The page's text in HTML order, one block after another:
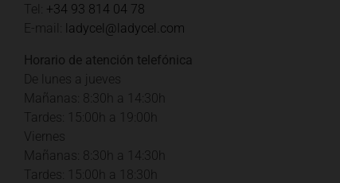
Tel: +34 93 814 04 78
E-mail: ladycel@ladycel.com
Horario de atención telefónica
De lunes a jueves
Mañanas: 8:30h a 14:30h
Tardes: 15:00h a 19:00h
Viernes
Mañanas: 8:30h a 14:30h
Tardes: 15:00h a 18:30h